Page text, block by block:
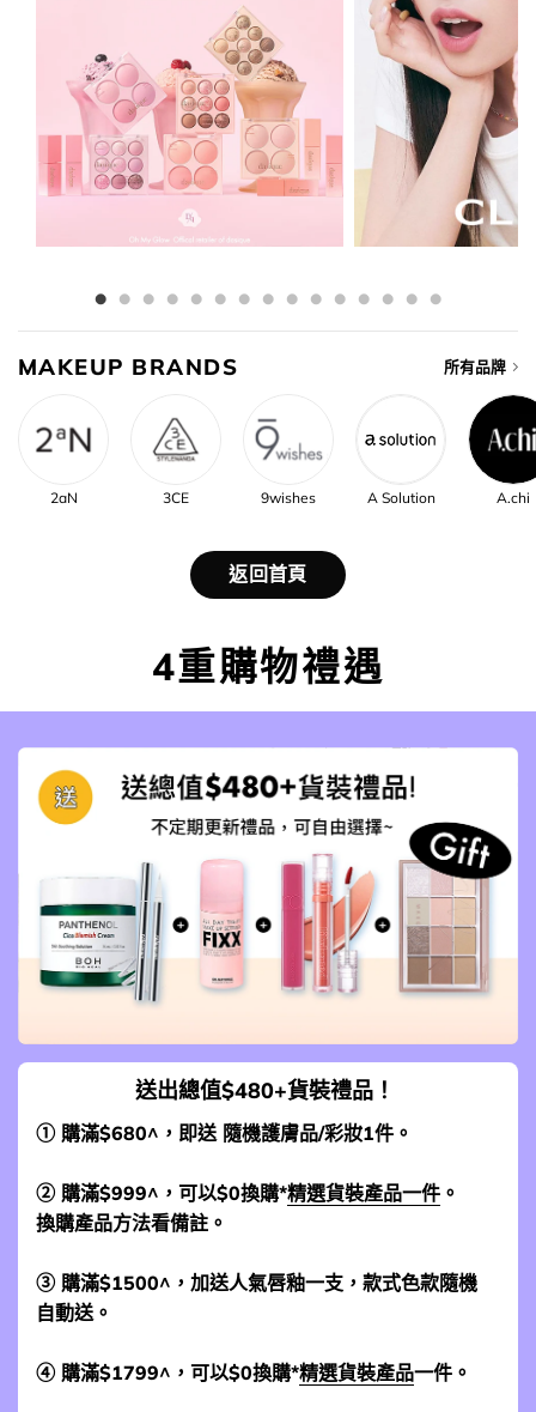
MAKEUP BRANDS 所有品牌
2aN 3CE 9wishes A Solution A.chi
返回首頁
4重購物禮遇
送出總值$480+貨裝禮品！
① 購滿$680^，即送 隨機護膚品/彩妝1件。
② 購滿$999^，可以$0換購*精選貨裝產品一件 。
換購產品方法看備註。
③ 購滿$1500^，加送人氣唇釉一支，款式色款隨機
自動送。
④ 購滿$1799^，可以$0換購*精選貨裝產品一件。